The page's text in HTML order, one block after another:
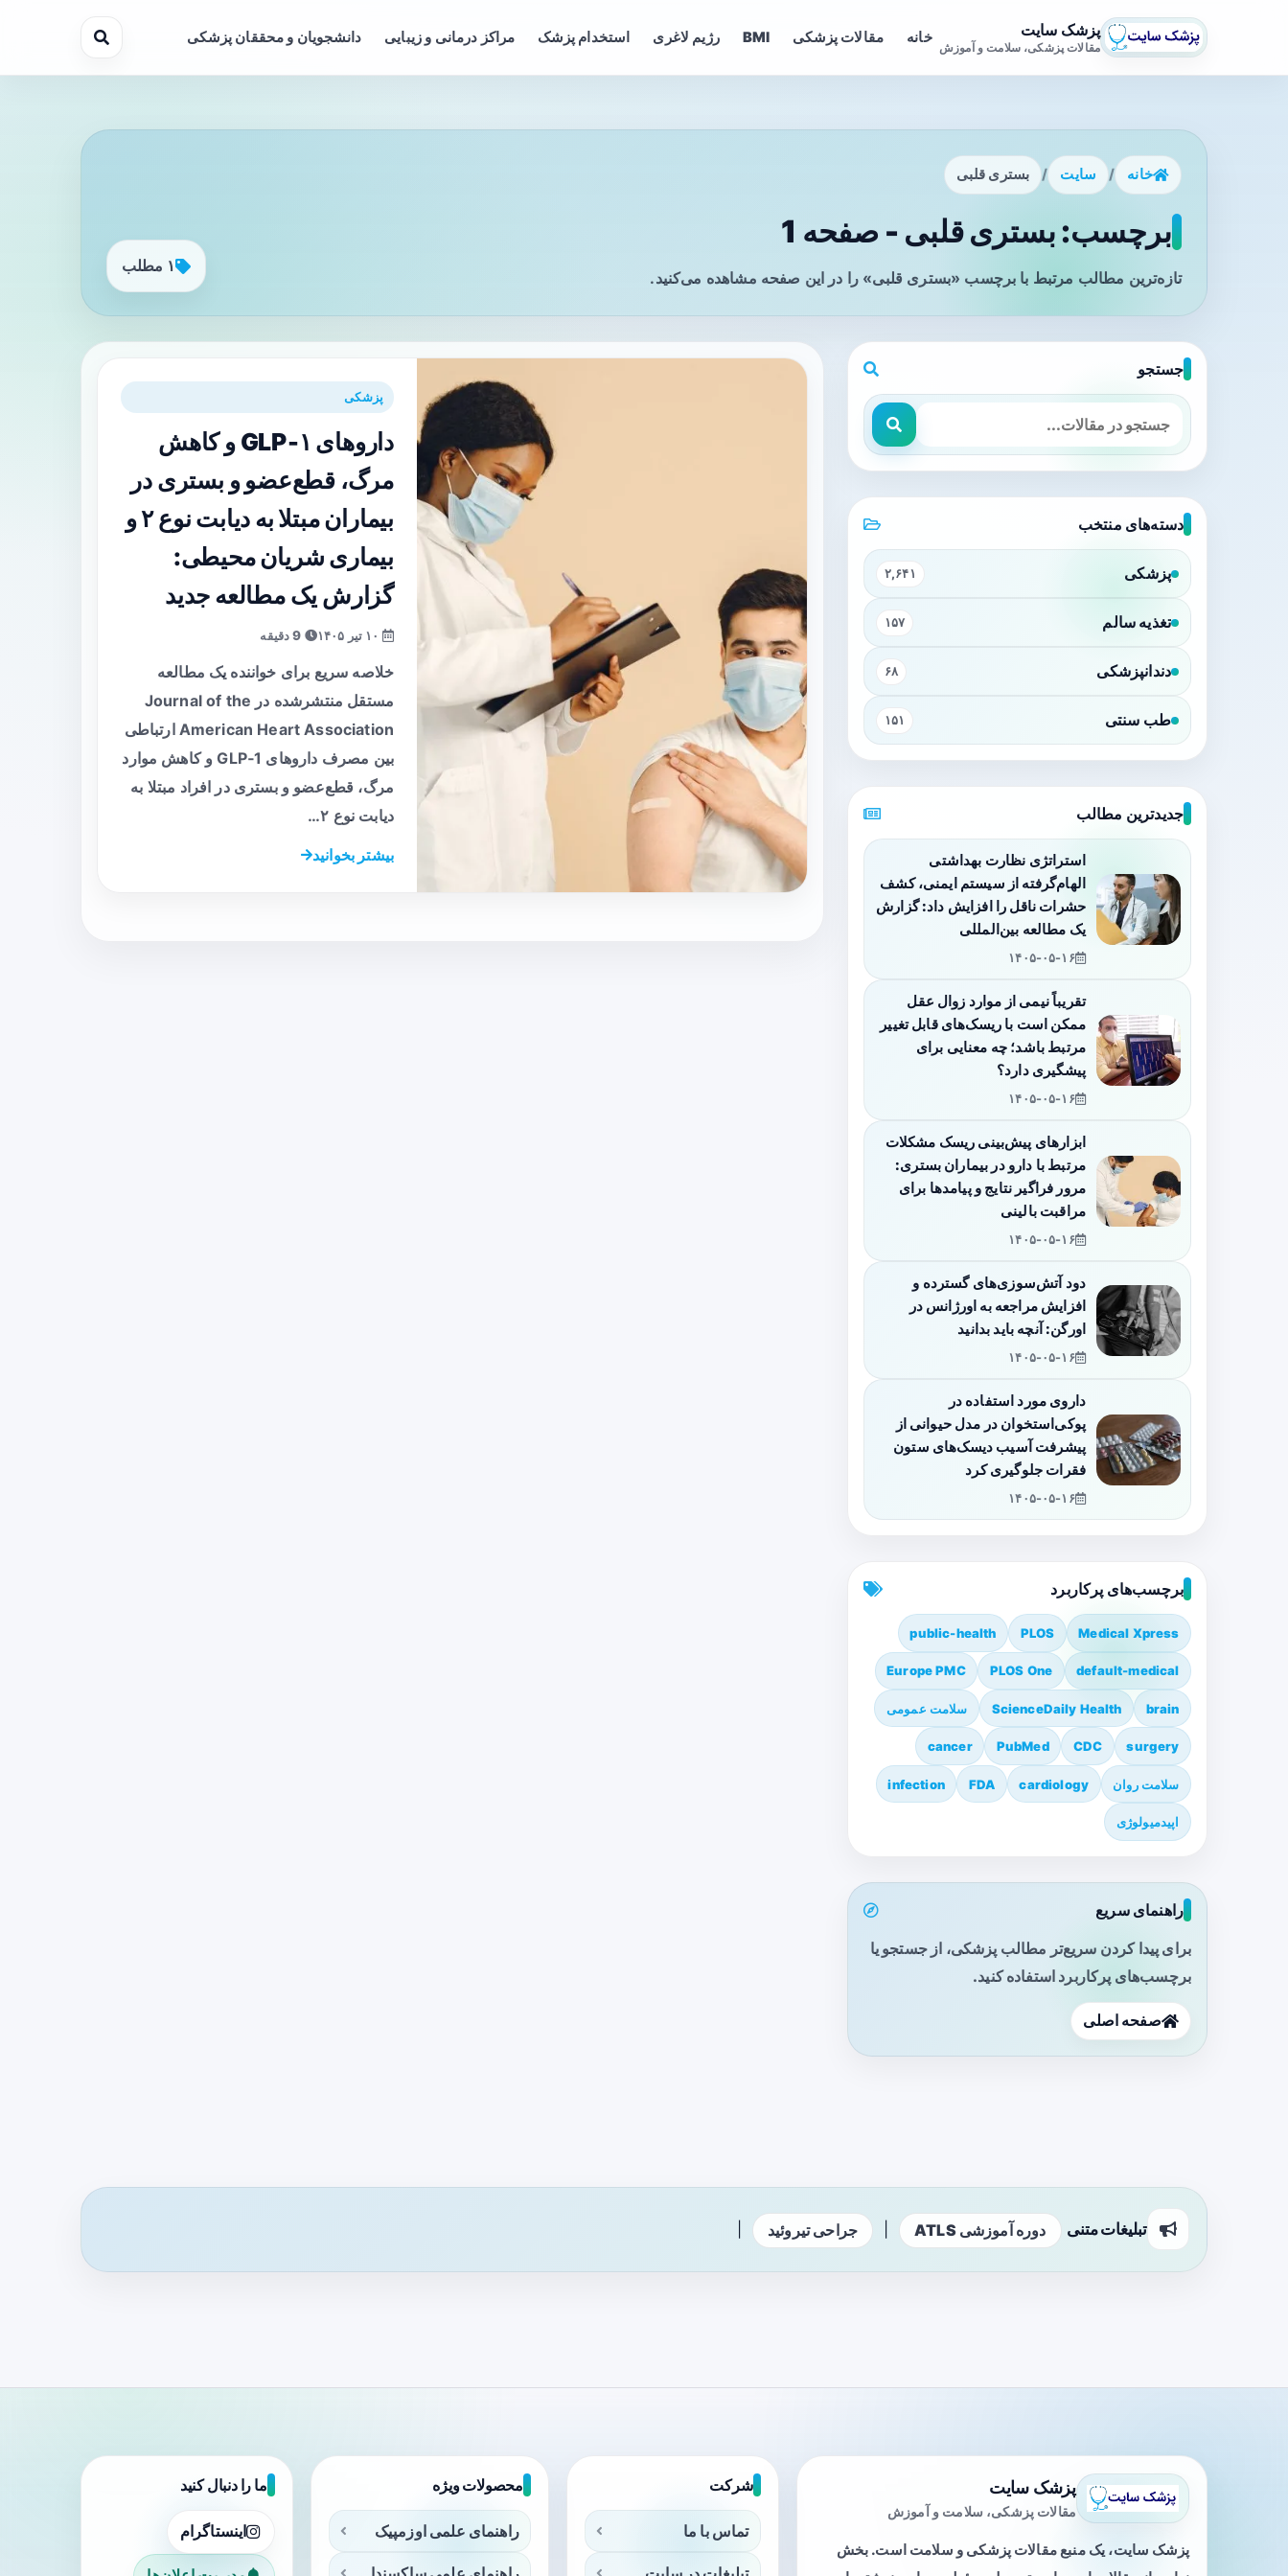
پزشک سایت
مقالات پزشکی، سلامت و آموزش
خانه مقالات پزشکی BMI رژیم لاغری استخدام پزشک مراکز درمانی و زیبایی دانشجویان و محققان پزشکی
خانه / سایت / بستری قلبی
برچسب: بستری قلبی - صفحه 1
تازه‌ترین مطالب مرتبط با برچسب «بستری قلبی» را در این صفحه مشاهده می‌کنید.
۱ مطلب
پزشکی
داروهای GLP‑۱ و کاهش
مرگ، قطع‌عضو و بستری در
بیماران مبتلا به دیابت نوع ۲ و
بیماری شریان محیطی:
گزارش یک مطالعه جدید
خلاصه سریع برای خواننده یک مطالعه
مستقل منتشرشده در Journal of the
American Heart Association ارتباطی
بین مصرف داروهای GLP‑1 و کاهش موارد
مرگ، قطع‌عضو و بستری در افراد مبتلا به
دیابت نوع ۲…
بیشتر بخوانید
جستجو
دسته‌های منتخب
پزشکی ۲,۶۴۱
تغذیه سالم ۱۵۷
دندانپزشکی ۶۸
طب سنتی ۱۵۱
جدیدترین مطالب
استراتژی نظارت بهداشتی
الهام‌گرفته از سیستم ایمنی، کشف
حشرات ناقل را افزایش داد: گزارش
یک مطالعه بین‌المللی
۱۴۰۵-۰۵-۱۶
تقریباً نیمی از موارد زوال عقل
ممکن است با ریسک‌های قابل تغییر
مرتبط باشد؛ چه معنایی برای
پیشگیری دارد؟
۱۴۰۵-۰۵-۱۶
ابزارهای پیش‌بینی ریسک مشکلات
مرتبط با دارو در بیماران بستری:
مرور فراگیر نتایج و پیامدها برای
مراقبت بالینی
۱۴۰۵-۰۵-۱۶
دود آتش‌سوزی‌های گسترده و
افزایش مراجعه به اورژانس در
اورگن: آنچه باید بدانید
۱۴۰۵-۰۵-۱۶
داروی مورد استفاده در
پوکی‌استخوان در مدل حیوانی از
پیشرفت آسیب دیسک‌های ستون
فقرات جلوگیری کرد
۱۴۰۵-۰۵-۱۶
برچسب‌های پرکاربرد
Medical Xpress
PLOS
public-health
default-medical
PLOS One
Europe PMC
brain
ScienceDaily Health سلامت عمومی
surgery
CDC
PubMed
cancer
سلامت روان cardiology
FDA
infection
اپیدمیولوژی
راهنمای سریع
برای پیدا کردن سریع‌تر مطالب پزشکی، از جستجو یا
برچسب‌های پرکاربرد استفاده کنید.
صفحه اصلی
تبلیغات متنی دوره آموزشی ATLS جراحی تیروئید
پزشک سایت
مقالات پزشکی، سلامت و آموزش
پزشک سایت، یک منبع مقالات پزشکی و سلامت است. بخش
شرکت
تماس با ما
محصولات ویژه
راهنمای علمی اوزمپیک
ما را دنبال کنید
اینستاگرام